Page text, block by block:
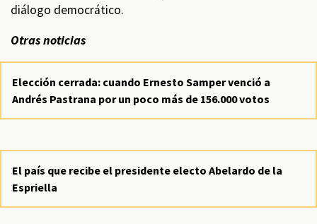
diálogo democrático.
Otras noticias
Elección cerrada: cuando Ernesto Samper venció a
Andrés Pastrana por un poco más de 156.000 votos
El país que recibe el presidente electo Abelardo de la
Espriella